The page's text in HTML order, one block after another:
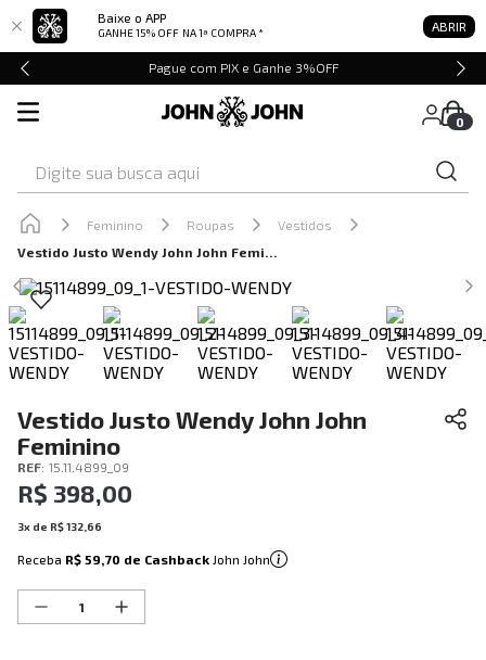
Baixe o APP
GANHE 15% OFF NA 1ª COMPRA * ABRIR
Pague com PIX e Ganhe 3%OFF
0
Feminino Roupas
Vestidos
Vestido Justo Wendy John John Feminino
Vestido Justo Wendy John John
Feminino
REF: 15.11.4899_09
R$ 398,00
3x de R$132 66
Receba R$ 59,70 de Cashback John John